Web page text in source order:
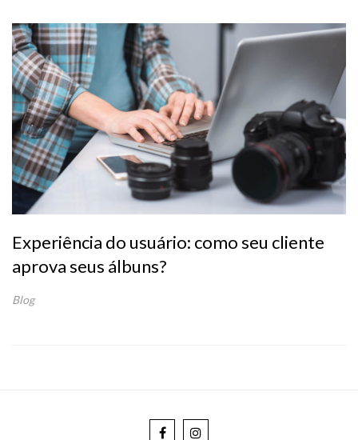
Experiência do usuário: como seu cliente
aprova seus álbuns?
Blog